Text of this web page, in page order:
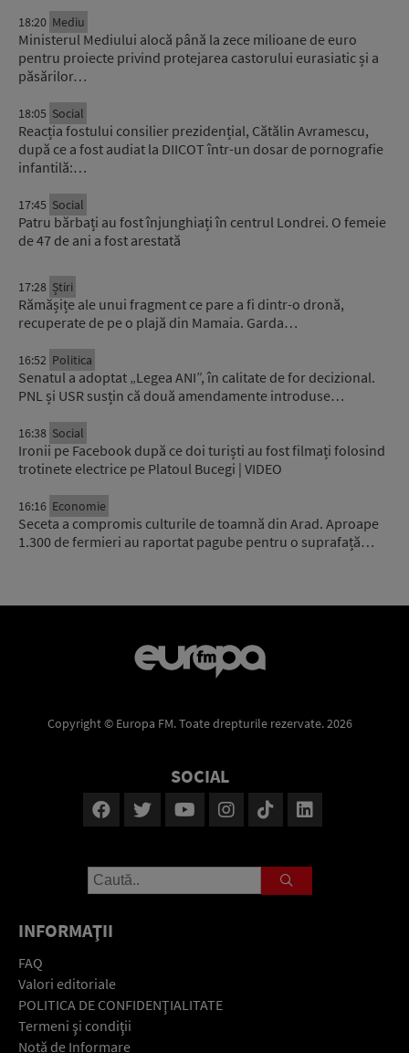
18:20 Mediu
Ministerul Mediului alocă până la zece milioane de euro
pentru proiecte privind protejarea castorului eurasiatic și a
păsărilor…
18:05 Social
Reacția fostului consilier prezidențial, Cătălin Avramescu,
după ce a fost audiat la DIICOT într-un dosar de pornografie
infantilă:…
17:45 Social
Patru bărbați au fost înjunghiați în centrul Londrei. O femeie
de 47 de ani a fost arestată
17:28 Știri
Rămășițe ale unui fragment ce pare a fi dintr-o dronă,
recuperate de pe o plajă din Mamaia. Garda…
16:52 Politica
Senatul a adoptat „Legea ANI”, în calitate de for decizional.
PNL și USR susțin că două amendamente introduse…
16:38 Social
Ironii pe Facebook după ce doi turiști au fost filmați folosind
trotinete electrice pe Platoul Bucegi | VIDEO
16:16 Economie
Seceta a compromis culturile de toamnă din Arad. Aproape
1.300 de fermieri au raportat pagube pentru o suprafață…
Copyright © Europa FM. Toate drepturile rezervate. 2026
SOCIAL
INFORMAŢII
FAQ
Valori editoriale
POLITICA DE CONFIDENŢIALITATE
Termeni şi condiţii
Notă de Informare